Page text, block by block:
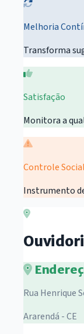
Melhoria
Transforma
Satisfação
Monitora a
Controle Social
Instrumento
Rua Henrique
Ararendá - CE